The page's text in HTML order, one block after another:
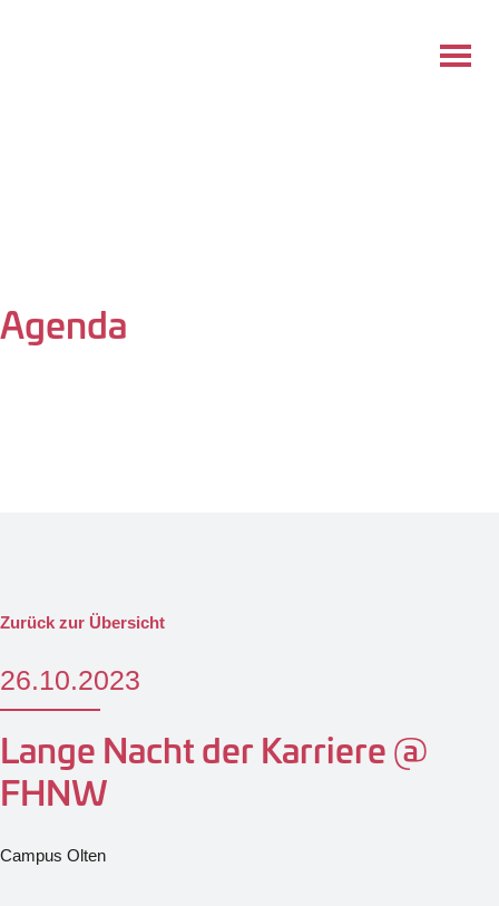
Agenda
Zurück zur Übersicht
26.10.2023
Lange Nacht der Karriere @
FHNW
Campus Olten